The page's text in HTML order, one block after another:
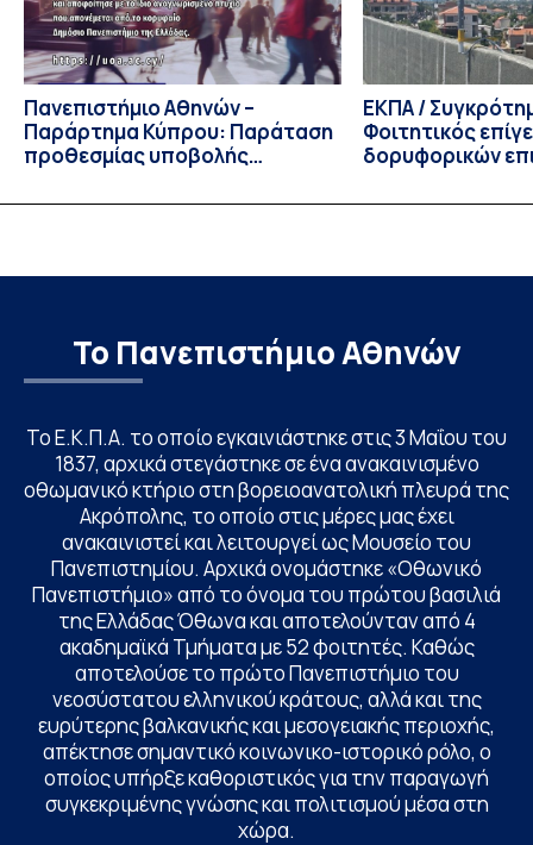
Πανεπιστήμιο Αθηνών –
Παράρτημα Κύπρου: Παράταση
προθεσμίας υποβολής
υποψηφίων
ΕΚΠΑ /
Φοιτητικός
δορυφορικών
Το Πανεπιστήμιο Αθηνών
Το Ε.Κ.Π.Α. το οποίο εγκαινιάστηκε στις 3 Μαΐου του
1837, αρχικά στεγάστηκε σε ένα ανακαινισμένο
οθωμανικό κτήριο στη βορειοανατολική πλευρά της
Ακρόπολης, το οποίο στις μέρες μας έχει
ανακαινιστεί και λειτουργεί ως Μουσείο του
Πανεπιστημίου. Αρχικά ονομάστηκε «Οθωνικό
Πανεπιστήμιο» από το όνομα του πρώτου βασιλιά
της Ελλάδας Όθωνα και αποτελούνταν από 4
ακαδημαϊκά Τμήματα με 52 φοιτητές. Καθώς
αποτελούσε το πρώτο Πανεπιστήμιο του
νεοσύστατου ελληνικού κράτους, αλλά και της
ευρύτερης βαλκανικής και μεσογειακής περιοχής,
απέκτησε σημαντικό κοινωνικο-ιστορικό ρόλο, ο
οποίος υπήρξε καθοριστικός για την παραγωγή
συγκεκριμένης γνώσης και πολιτισμού μέσα στη
χώρα.